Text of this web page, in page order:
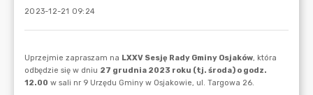
2023-12-21 09:24